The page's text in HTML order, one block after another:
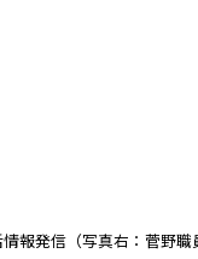
報発信（写真右：菅野職